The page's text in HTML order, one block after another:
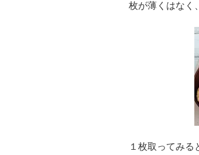
枚が薄くはなく
１枚取ってみる